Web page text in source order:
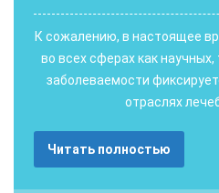
К сожалению, в настоящее
во всех сферах как
заболеваемости
отраслях
Читать полностью